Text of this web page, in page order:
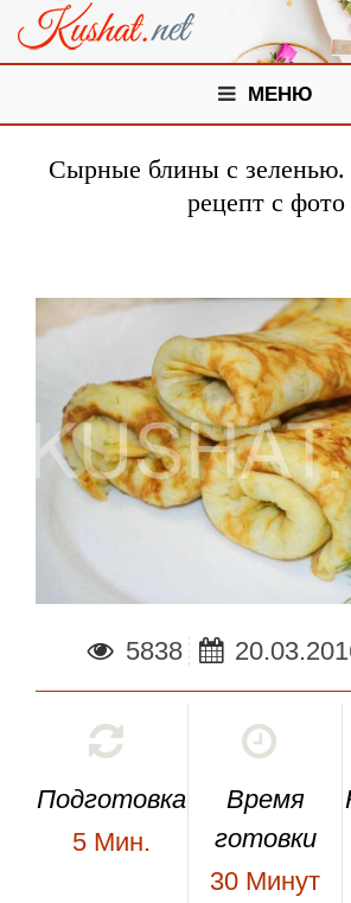
МЕНЮ
Сырные блины с
рецепт с фото
5838
Подготовка
5 Мин.
Время
готовки
30 Минут